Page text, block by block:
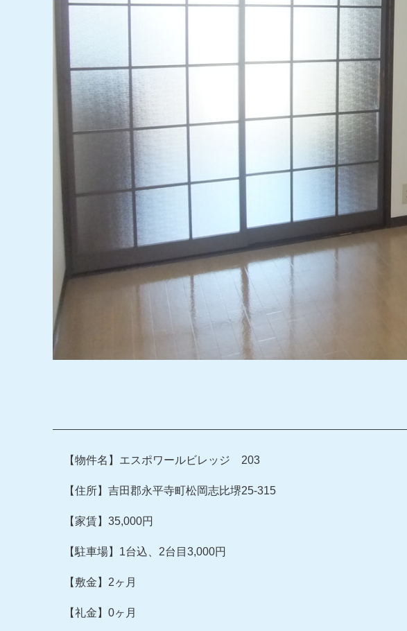
【物件名】エスポワールビレッジ 203
【住所】吉田郡永平寺町松岡志比堺25-315
【家賃】35,000円
【駐車場】1台込、2台目3,000円
【敷金】2ヶ月
【礼金】0ヶ月